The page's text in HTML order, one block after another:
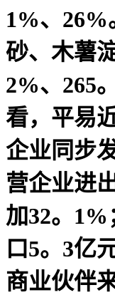
1%、26%
砂、木薯
2%、265
看，平易
企业同步
营企业进
加32。
口5。3亿
商业伙伴